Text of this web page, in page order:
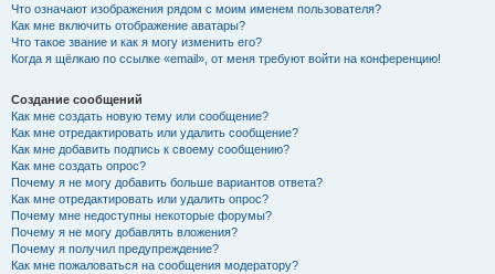
Что означают изображения рядом с моим именем пользователя?
Как мне включить отображение аватары?
Что такое звание и как я могу изменить его?
Когда я щёлкаю по ссылке «email», от меня требуют войти на конференцию!
Создание сообщений
Как мне создать новую тему или сообщение?
Как мне отредактировать или удалить сообщение?
Как мне добавить подпись к своему сообщению?
Как мне создать опрос?
Почему я не могу добавить больше вариантов ответа?
Как мне отредактировать или удалить опрос?
Почему мне недоступны некоторые форумы?
Почему я не могу добавлять вложения?
Почему я получил предупреждение?
Как мне пожаловаться на сообщения модератору?